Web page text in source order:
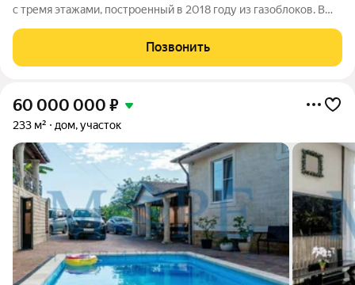
с тремя этажами, построенный в 2018 году из газоблоков. В
фотографиях. Просторные комнаты с баконами и прекрасным
видрм на горы создающих
Позвонить
60 000 000 ₽
233 м² дом, участок